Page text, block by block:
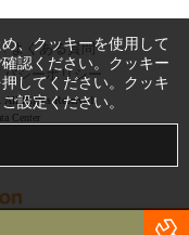
よくある質問
シーポリシー
Rights Reserved.
Center
、クッキーを使用して
確認ください。クッキー
してください。クッキ
設定ください。